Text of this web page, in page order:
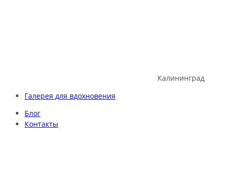
Калининград
Галерея для вдохновения
Блог
Контакты